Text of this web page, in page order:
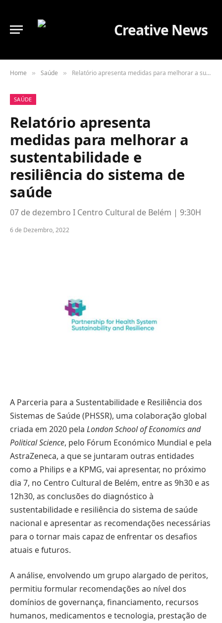
Home » Saúde » Relatório apresenta medidas para melhorar a sustentabilidade e resiliência do sistema de saúde
SAÚDE
Relatório apresenta
medidas para melhorar a
sustentabilidade e
resiliência do sistema de
saúde
07 de dezembro I Centro Cultural de Belém | 9:30H
6 de Dezembro, 2022
A Parceria para a Sustentabilidade e Resiliência dos
Sistemas de Saúde (PHSSR), uma colaboração global
criada em 2020 pela London School of Economicsand
Political Science, pelo Fórum Económico Mundial e pela
AstraZeneca, a que se juntaram outras entidades
como a Philips e a KPMG, vai apresentar, no próximo
dia 7, no Centro Cultural de Belém, entre as 9h30 e as
12h30, as conclusões do diagnóstico à
sustentabilidade e resiliência do sistema de saúde
nacional e apresentar as recomendações necessárias
para o tornar mais capaz de enfrentar os desafios
atuais e futuros.
A análise, envolvendo um grupo alargado de peritos,
permitiu formular recomendações ao nível dos
domínios de governança, financiamento, recursos
humanos, medicamentos e tecnologia, prestação de